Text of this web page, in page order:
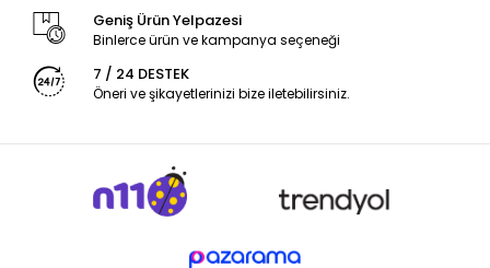
Geniş Ürün Yelpazesi
Binlerce ürün ve kampanya seçeneği
7 / 24 DESTEK
Öneri ve şikayetlerinizi bize iletebilirsiniz.